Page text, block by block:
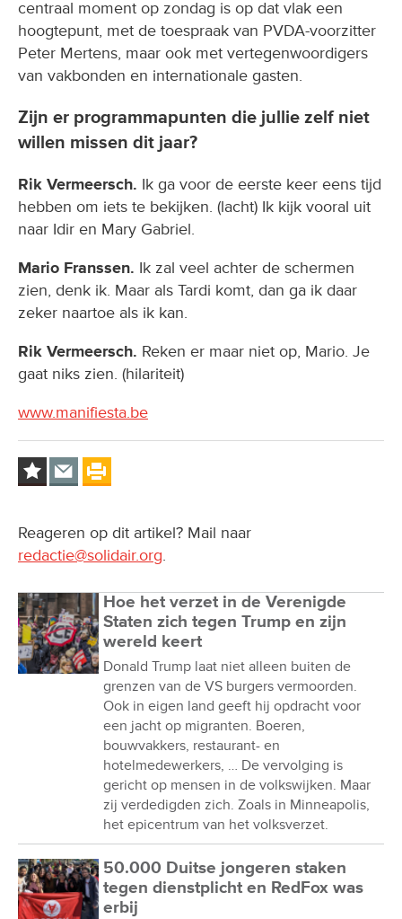
centraal moment op zondag is op dat vlak een
hoogtepunt, met de toespraak van PVDA-voorzitter
Peter Mertens, maar ook met vertegenwoordigers
van vakbonden en internationale gasten.
Zijn er programmapunten die jullie zelf niet
willen missen dit jaar?
Rik Vermeersch. Ik ga voor de eerste keer eens tijd
hebben om iets te bekijken. (lacht) Ik kijk vooral uit
naar Idir en Mary Gabriel.
Mario Franssen. Ik zal veel achter de schermen
zien, denk ik. Maar als Tardi komt, dan ga ik daar
zeker naartoe als ik kan.
Rik Vermeersch. Reken er maar niet op, Mario. Je
gaat niks zien. (hilariteit)
www.manifiesta.be
Reageren op dit artikel? Mail naar
redactie@solidair.org.
Hoe het verzet in de Verenigde
Staten zich tegen Trump en zijn
wereld keert
Donald Trump laat niet alleen buiten de
grenzen van de VS burgers vermoorden.
Ook in eigen land geeft hij opdracht voor
een jacht op migranten. Boeren,
bouwvakkers, restaurant- en
hotelmedewerkers, … De vervolging is
gericht op mensen in de volkswijken. Maar
zij verdedigden zich. Zoals in Minneapolis,
het epicentrum van het volksverzet.
50.000 Duitse jongeren staken
tegen dienstplicht en RedFox was
erbij